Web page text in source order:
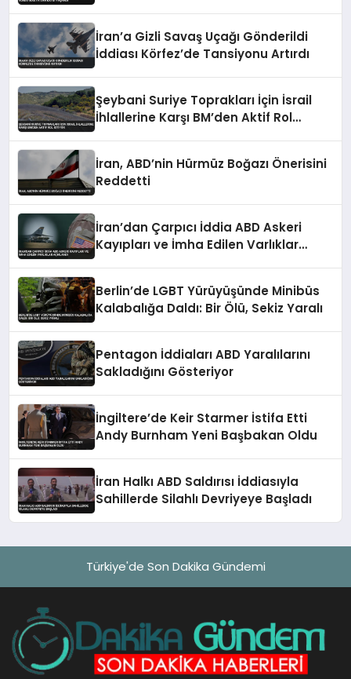
İran’a Gizli Savaş Uçağı Gönderildi
İddiası Körfez’de Tansiyonu Artırdı
Şeybani Suriye Toprakları İçin İsrail
İhlallerine Karşı BM’den Aktif Rol
İran, ABD’nin Hürmüz Boğazı Önerisini
Reddetti
İran’dan Çarpıcı İddia ABD Askeri
Kayıpları ve İmha Edilen Varlıklar
Berlin’de LGBT Yürüyüşünde Minibüs
Kalabalığa Daldı: Bir Ölü, Sekiz Yaralı
Pentagon İddiaları ABD Yaralılarını
Sakladığını Gösteriyor
İngiltere’de Keir Starmer İstifa Etti
Andy Burnham Yeni Başbakan Oldu
İran Halkı ABD Saldırısı İddiasıyla
Sahillerde Silahlı Devriyeye Başladı
Türkiye'de Son Dakika Gündemi